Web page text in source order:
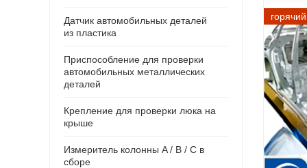
горячий
Датчик автомобильных деталей
из пластика
Приспособление для проверки
автомобильных металлических
деталей
Крепление для проверки люка на
крыше
Измеритель колонны A / B / C в
сборе